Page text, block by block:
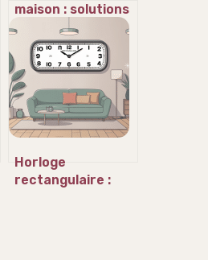
maison : solutions
efficaces pour
s’en débarrasser
durablement
Horloge
rectangulaire :